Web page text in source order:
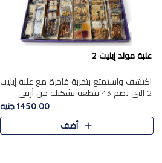
علبة مولد إيليت 2
اكتشف واستمتع بتجربة فاخرة مع علبة إيليت
2 التي تضم 43 قطعة تشكيلة من أرقى
حلويات المولد الشرقية المصرية الأصيلة
,معروضة بشكل جميل في علبة أ..
1450.00 جنيه
أضف